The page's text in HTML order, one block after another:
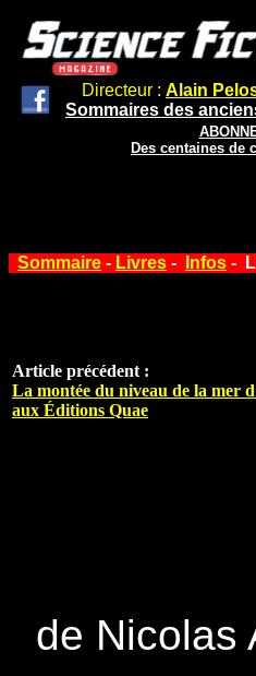
Directeur : Alain
Sommaires des
Des centaines de
Sommaire - Livres - Infos -
Article précédent :
La montée du niveau de la mer
aux Éditions Quae
de Nicolas